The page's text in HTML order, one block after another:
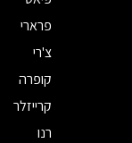
פרארי
צ'רי
קופרה
קרייזלר
רנו